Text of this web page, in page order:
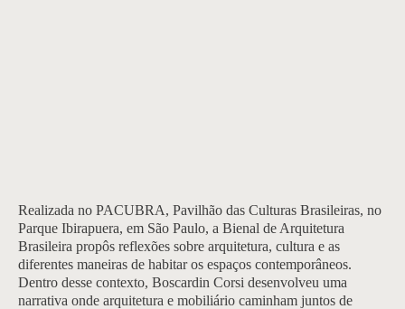
Realizada no PACUBRA, Pavilhão das Culturas Brasileiras, no
Parque Ibirapuera, em São Paulo, a Bienal de Arquitetura
Brasileira propôs reflexões sobre arquitetura, cultura e as
diferentes maneiras de habitar os espaços contemporâneos.
Dentro desse contexto, Boscardin Corsi desenvolveu uma
narrativa onde arquitetura e mobiliário caminham juntos de